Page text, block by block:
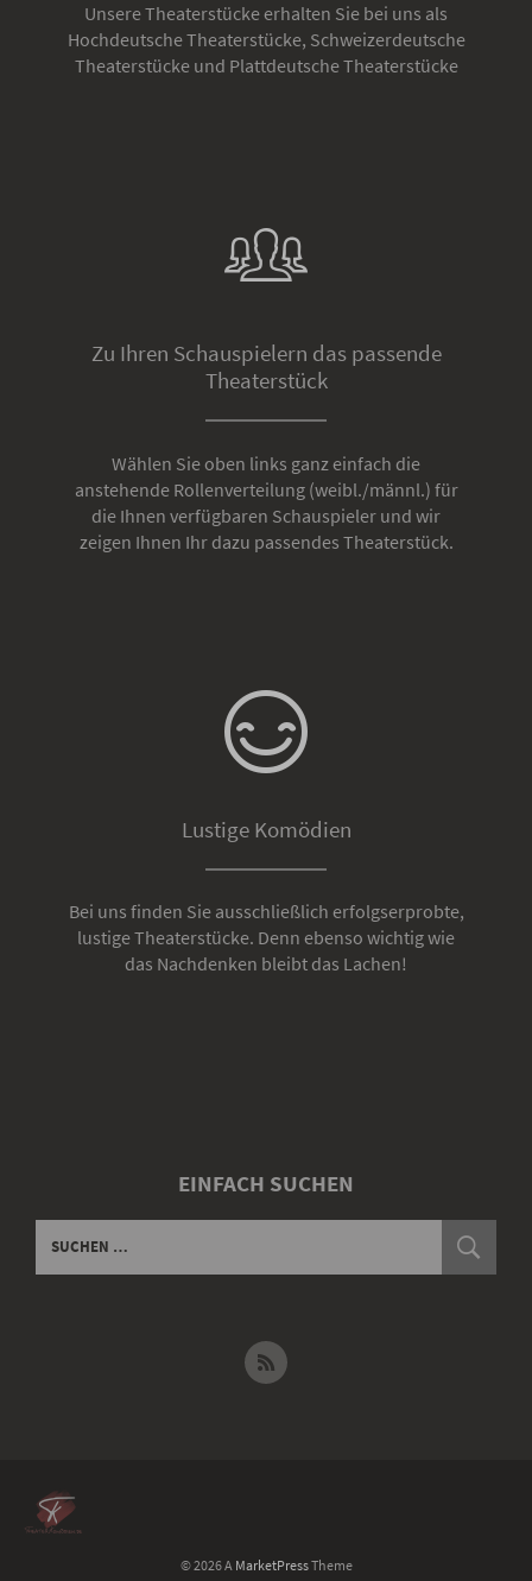
Unsere Theaterstücke erhalten Sie bei uns als
Hochdeutsche Theaterstücke, Schweizerdeutsche
Theaterstücke und Plattdeutsche Theaterstücke
Zu Ihren Schauspielern das passende
Theaterstück
Wählen Sie oben links ganz einfach die
anstehende Rollenverteilung (weibl./männl.) für
die Ihnen verfügbaren Schauspieler und wir
zeigen Ihnen Ihr dazu passendes Theaterstück.
Lustige Komödien
Bei uns finden Sie ausschließlich erfolgserprobte,
lustige Theaterstücke. Denn ebenso wichtig wie
das Nachdenken bleibt das Lachen!
EINFACH SUCHEN
© 2026 A MarketPressTheme